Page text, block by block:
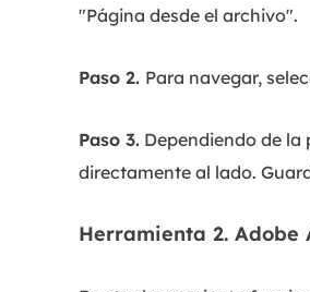
"Página desde el archivo".
Paso 2. Para navegar,
Paso 3. Dependiendo de la
directamente al lado.
Herramienta 2. Adobe